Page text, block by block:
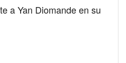
a Yan Diomande en su